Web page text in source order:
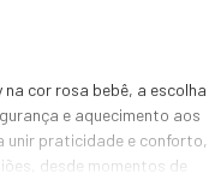
cor rosa bebê, a escolha
e aquecimento aos
unir praticidade e conforto,
desde momentos de